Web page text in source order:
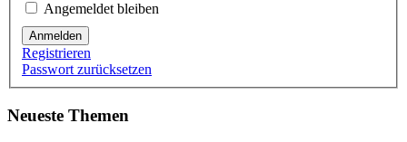
Angemeldet bleiben
Anmelden
Registrieren
Passwort zurücksetzen
Neueste Themen